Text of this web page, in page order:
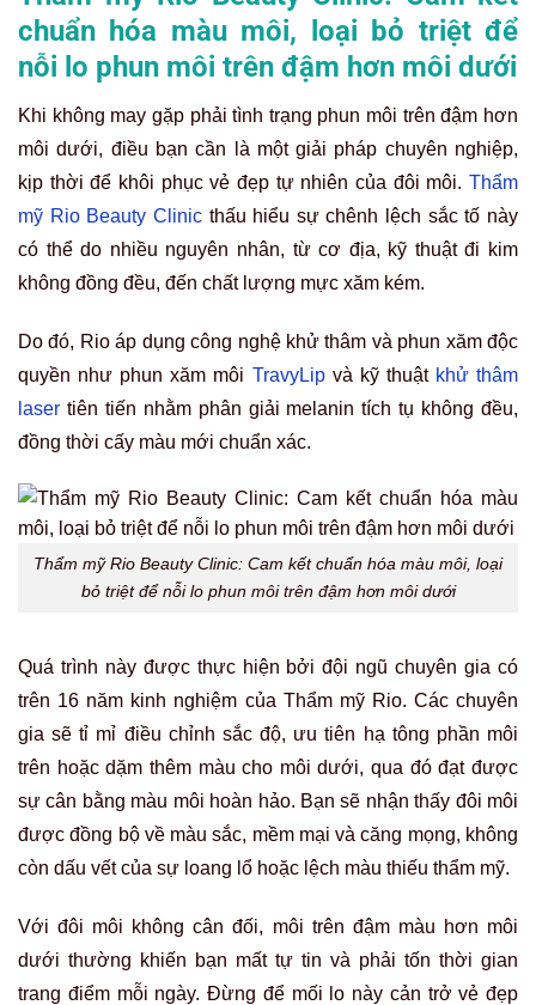
dưới thường khiến bạn mất tự tin và phải tốn thời gian
trang điểm mỗi ngày. Đừng để mối lo này cản trở vẻ đẹp
rạng ngời của bạn! Liên hệ ngay Thẩm mỹ Rio Beauty
Clinic qua hotline0963246533–0966941999để nhận tư
vấn chuyên sâu về phương pháp phun môi cân bằng sắc
tố, quyến rũ tự nhiên chỉ sau một liệu trình duy nhất.
Bạn muốn nhận thông tin và hướng dẫn làm đẹp hiệu quả
từ chuyên gia? Hãy bấm theo dõi Facebook chính thức
Clinic. Với hơn 20 năm kinh nghiệm trong lĩnh vực thẩm
mỹ, anh Thắng luôn chia sẻ những góc nhìn chuyên môn
và lời khuyên hữu ích đến với cộng đồng.
Nguyễn Ngân
“Phạm Thanh Tâm” Đã kiểm duyệt nội dung
Xem thêm thông tin
Top 8 spa làm hồng bikini
Hải Phòng được đánh giá
cao 2026
Bí quyết hạ màu lông mày
bằng laser an toàn, không
sẹo